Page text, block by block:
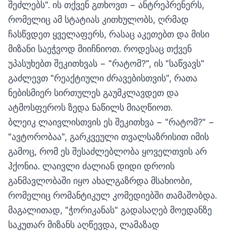
შეძლებს". ის თქვენ გთხოვთ − ანტრეპრენერს,
რომელიც ამ სტატიას კითხულობს, ღრმად
ჩასწვდეთ ყველაფერს, რასაც აკეთებთ და მისი
მიზანი საეჭვოდ მიიჩნიოთ. როდესაც თქვენ
უპასუხებთ შეკითხვას − "რატომ?", ის "საწვავს"
გაძლევთ "რეაქტიული ძრავებისთვის", რათა
ნებისმიერ სირთულეს გაუმკლავდეთ და
ატმოსფეროს ზედა ნაწილს მიაღწიოთ.
ბლეიკ ლაივლისთვის ეს შეკითხვა − "რატომ?" −
"ავტორობაა", გარკვეული თვალსაზრისით იმის
გამოც, რომ ეს შესაძლებლობა ყოველთვის არ
ჰქონია. ლაივლი ძალიან დიდი დროის
განმავლობაში იყო ახალგაზრდა მსახიობი,
რომელიც რომანტიკულ კომედიებში თამაშობდა.
მაგალითად, "ჭორიკანას" გადასაღებ მოედანზე
საკუთარ მიზანს აღწევდა, ლამაზად